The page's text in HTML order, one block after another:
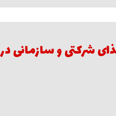
شرکتی و سازمانی در